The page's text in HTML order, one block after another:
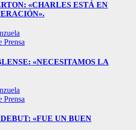
«CHARLES ESTÁ EN
Prensa
«NECESITAMOS LA
Prensa
«FUE UN BUEN